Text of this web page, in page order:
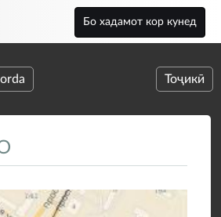
Бо хадамот кор кунед
Тоҷикӣ